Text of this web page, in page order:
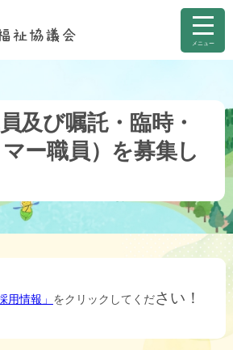
メニュー
及び嘱託・臨時・
ー職員）を募集し
用情報」 をクリックしてください！